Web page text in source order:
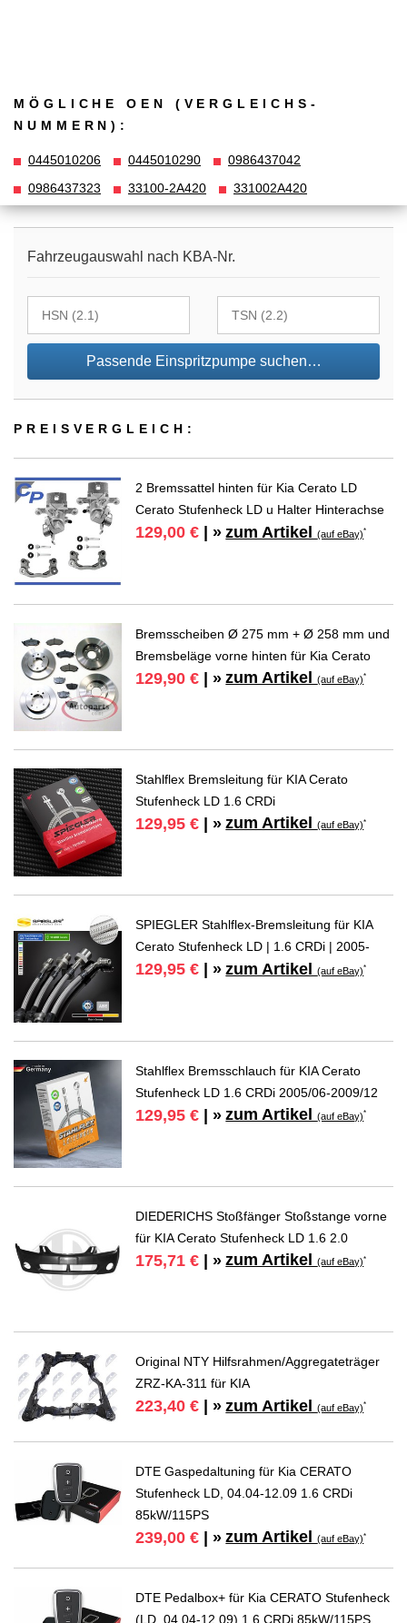
MÖGLICHE OEN (VERGLEICHS­
NUMMERN):
0445010206 0445010290
0986437042
0986437323
33100-2A420 331002A420
Fahrzeugauswahl nach KBA-Nr.
Passende Einspritzpumpe suchen…
PREIS­VER­GLEICH:
2 Bremssattel hinten für Kia Cerato LD
Cerato Stufenheck LD u Halter Hinterachse
129,00 € | » zum Artikel(auf eBay)*
Bremsscheiben Ø 275 mm + Ø 258 mm und
Bremsbeläge vorne hinten für Kia Cerato
129,90 € | » zum Artikel(auf eBay)*
Stahlflex Bremsleitung für KIA Cerato
Stufenheck LD 1.6 CRDi
129,95 € | » zum Artikel(auf eBay)*
SPIEGLER Stahlflex-Bremsleitung für KIA
Cerato Stufenheck LD | 1.6 CRDi | 2005-
129,95 € | » zum Artikel(auf eBay)*
Stahlflex Bremsschlauch für KIA Cerato
Stufenheck LD 1.6 CRDi 2005/06-2009/12
129,95 € | » zum Artikel(auf eBay)*
DIEDERICHS Stoßfänger Stoßstange vorne
für KIA Cerato Stufenheck LD 1.6 2.0
175,71 € | » zum Artikel(auf eBay)*
Original NTY Hilfsrahmen/Aggregateträger
ZRZ-KA-311 für KIA
223,40 € | » zum Artikel(auf eBay)*
DTE Gaspedaltuning für Kia CERATO
Stufenheck LD, 04.04-12.09 1.6 CRDi
85kW/115PS
239,00 € | » zum Artikel(auf eBay)*
DTE Pedalbox+ für Kia CERATO Stufenheck
(LD, 04.04-12.09) 1.6 CRDi 85kW/115PS